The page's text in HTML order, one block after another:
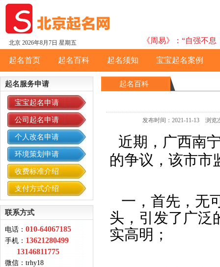
北京 2026年8月7日 星期五 《周易》：“自强不
起名首页 起名百科 起名须知 宝宝起名案例
起名服务申请
宝宝起名申请
公司起名申请
个人改名申请
环境策划申请
收费标准介绍
支付方式介绍
联系方式
电话： 010-64067185
手机： 13621280499
13146811775
微信： trhy18
起名百科
发布时间：2021-11-13 浏览
近期，广西南
的争议，该市市
一，首先，无
头，引发了广泛
实高明；